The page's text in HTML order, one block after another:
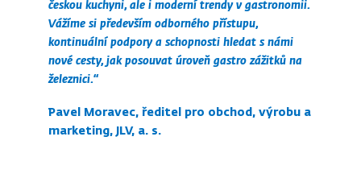
českou kuchyni, ale i moderní trendy v gastronomii.
Vážíme si především odborného přístupu,
kontinuální podpory a schopnosti hledat s námi
nové cesty, jak posouvat úroveň gastro zážitků na
železnici.“
Pavel Moravec, ředitel pro obchod, výrobu a
marketing, JLV, a. s.